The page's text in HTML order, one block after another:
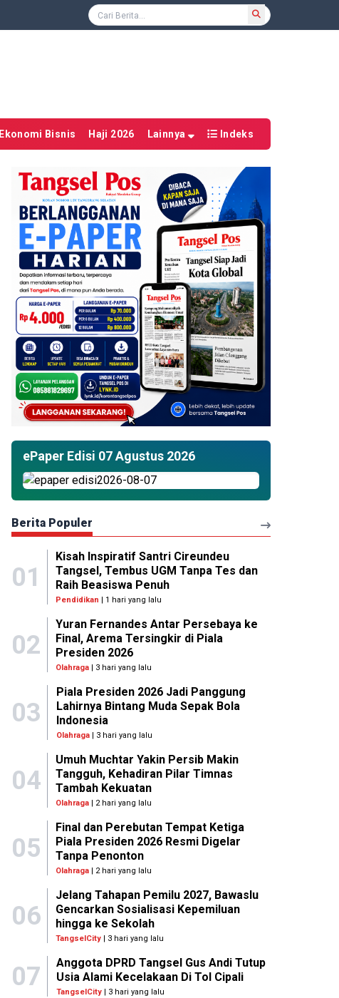
Ekonomi Bisnis Haji 2026 Lainnya Indeks
ePaper Edisi 07 Agustus 2026
Berita Populer
01
Kisah Inspiratif Santri Cireundeu
Tangsel, Tembus UGM Tanpa Tes dan
Raih Beasiswa Penuh
Pendidikan | 1 hari yang lalu
02
Yuran Fernandes Antar Persebaya ke
Final, Arema Tersingkir di Piala
Presiden 2026
Olahraga | 3 hari yang lalu
03
Piala Presiden 2026 Jadi Panggung
Lahirnya Bintang Muda Sepak Bola
Indonesia
Olahraga| 3 hari yang lalu
04
Umuh Muchtar Yakin Persib Makin
Tangguh, Kehadiran Pilar Timnas
Tambah Kekuatan
Olahraga | 2 hari yang lalu
05
Final dan Perebutan Tempat Ketiga
Piala Presiden 2026 Resmi Digelar
Tanpa Penonton
Olahraga | 2 hari yang lalu
06
Jelang Tahapan Pemilu 2027, Bawaslu
Gencarkan Sosialisasi Kepemiluan
hingga ke Sekolah
TangselCity | 3 hari yang lalu
07
Anggota DPRD Tangsel Gus Andi Tutup
Usia Alami Kecelakaan Di Tol Cipali
TangselCity| 3 hari yang lalu